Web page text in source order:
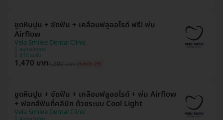
ขูดหินปูน + ขัดฟัน + เคลือบฟลูออไรด์ ฟรี! พ่น
Airflow
Vela Smilee Dental Clinic
สมุทรปราการ
BTS แบริ่ง
1,470 บาท1,500 บาท ประหยัด 2%
ขูดหินปูน + ขัดฟัน + เคลือบฟลูออไรด์ + พ่น Airflow
+ ฟอกสีฟันที่คลินิก ด้วยระบบ Cool Light
Vela Smilee Dental Clinic